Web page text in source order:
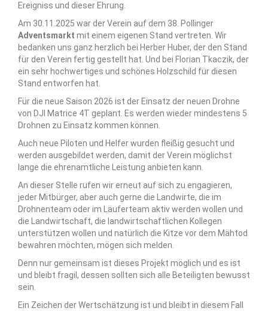
Ereigniss und dieser Ehrung.
Am 30.11.2025 war der Verein auf dem 38. Pollinger
Adventsmarkt mit einem eigenen Stand vertreten. Wir
bedanken uns ganz herzlich bei Herber Huber, der den Stand
für den Verein fertig gestellt hat. Und bei Florian Tkaczik, der
ein sehr hochwertiges und schönes Holzschild für diesen
Stand entworfen hat.
Für die neue Saison 2026 ist der Einsatz der neuen Drohne
von DJI Matrice 4T geplant. Es werden wieder mindestens 5
Drohnen zu Einsatz kommen können.
Auch neue Piloten und Helfer wurden fleißig gesucht und
werden ausgebildet werden, damit der Verein möglichst
lange die ehrenamtliche Leistung anbieten kann.
An dieser Stelle rufen wir erneut auf sich zu engagieren,
jeder Mitbürger, aber auch gerne die Landwirte, die im
Drohnenteam oder im Läuferteam aktiv werden wollen und
die Landwirtschaft, die landwirtschaftlichen Kollegen
unterstützen wollen und natürlich die Kitze vor dem Mähtod
bewahren möchten, mögen sich melden.
Denn nur gemeinsam ist dieses Projekt möglich und es ist
und bleibt fragil, dessen sollten sich alle Beteiligten bewusst
sein.
Ein Zeichen der Wertschätzung ist und bleibt in diesem Fall